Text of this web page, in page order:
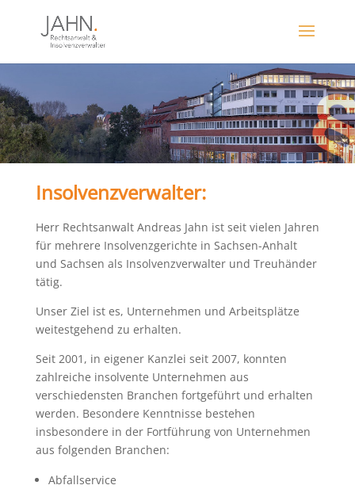
Insolvenzverwalter:
Herr Rechtsanwalt Andreas Jahn ist seit vielen Jahren
für mehrere Insolvenzgerichte in Sachsen-Anhalt
und Sachsen als Insolvenzverwalter und Treuhänder
tätig.
Unser Ziel ist es, Unternehmen und Arbeitsplätze
weitestgehend zu erhalten.
Seit 2001, in eigener Kanzlei seit 2007, konnten
zahlreiche insolvente Unternehmen aus
verschiedensten Branchen fortgeführt und erhalten
werden. Besondere Kenntnisse bestehen
insbesondere in der Fortführung von Unternehmen
aus folgenden Branchen:
Abfallservice